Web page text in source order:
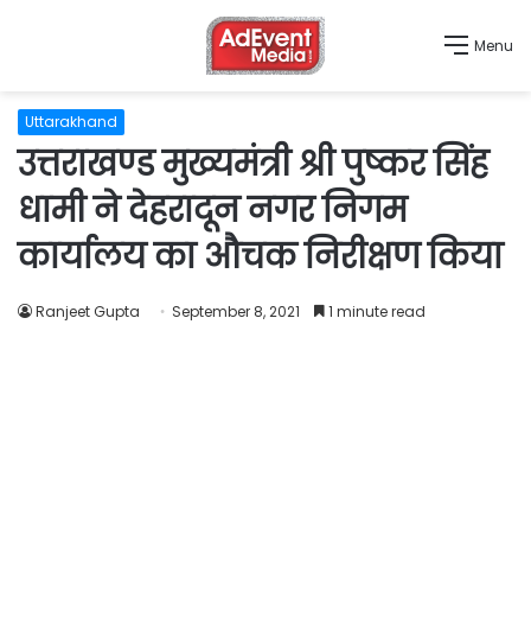
Menu
Uttarakhand
उत्तराखण्ड मुख्यमंत्री श्री पुष्कर सिंह
धामी ने देहरादून नगर निगम
कार्यालय का औचक निरीक्षण किया
Ranjeet Gupta September 8, 2021 1 minute read